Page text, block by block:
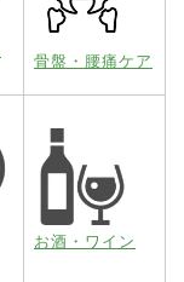
骨盤・腰痛ケア
お酒・ワイン